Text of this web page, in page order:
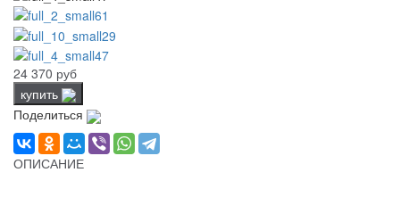
24 370 руб
купить
Поделиться
ОПИСАНИЕ